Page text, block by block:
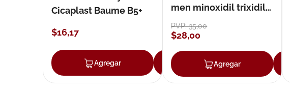
Cicaplast Baume B5+
$16,17
Agregar Agregar
men minoxidil trixidil
loción 59 ml
PVP:35,00
$28,00
Agregar